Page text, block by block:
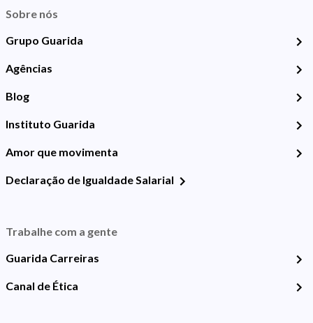
Sobre nós
Grupo Guarida
Agências
Blog
Instituto Guarida
Amor que movimenta
Declaração de Igualdade Salarial
Trabalhe com a gente
Guarida Carreiras
Canal de Ética